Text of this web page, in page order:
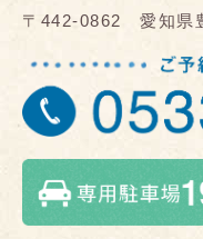
〒442-0862 愛知県